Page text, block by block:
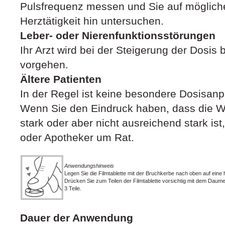
Pulsfrequenz messen und Sie auf
Herztätigkeit hin untersuchen.
Leber- oder Nierenfunktionsstörungen
Ihr Arzt wird bei der Steigerung der Dosis
vorgehen.
Ältere Patienten
In der Regel ist keine besondere
Wenn Sie den Eindruck haben, dass die
stark oder aber nicht ausreichend stark
oder Apotheker um Rat.
Anwendungshinweis
Legen Sie die Filmtablette mit der Bruchkerbe nach oben auf eine
Drücken Sie zum Teilen der Filmtablette vorsichtig mit dem
3 Teile.
Dauer der Anwendung